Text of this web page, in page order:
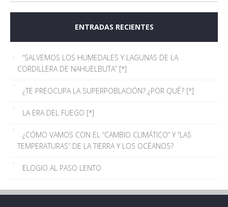
ENTRADAS RECIENTES
“SALVEMOS LOS HUMEDALES Y LAGUNAS DE LA
CORDILLERA DE NAHUELBUTA” [*]
¿TE PREOCUPA LA SUPERPOBLACIÓN? ¿POR QUÉ? [*]
LA ERA DEL FUEGO [*]
¿CÓMO VAMOS CON EL “CAMBIO CLIMÁTICO” Y “LAS
TEMPERATURAS” DE LA TIERRA Y LOS OCÉANOS?
ELOGIO AL PASO LENTO